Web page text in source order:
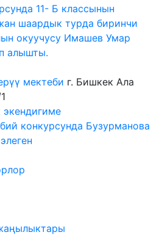
11- Б классынын
шаардык турда биринчи
окуучусу Имашев Умар
алышты.
мектеби г. Бишкек Ала
конкурсунда Бузурманова